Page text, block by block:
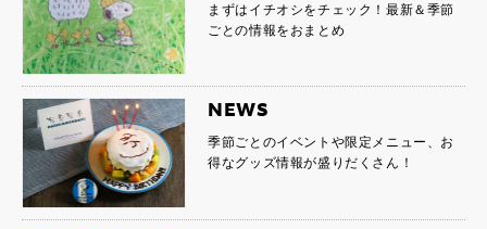
まずはイチオシをチェック！最新＆季節
ごとの情報をおまとめ
NEWS
季節ごとのイベントや限定メニュー、お
得なグッズ情報が盛りだくさん！